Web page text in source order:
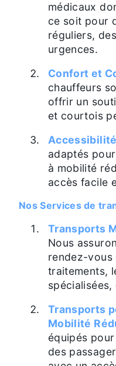
médicaux
ce soit pour
réguliers,
urgences.
Confort et
chauffeurs
offrir un
et courtois
Accessibilité
adaptés
à mobilité
accès facile
Nos Services de
Transports
Nous
rendez-vous
traitements,
Transports
Mobilité
équipés
des